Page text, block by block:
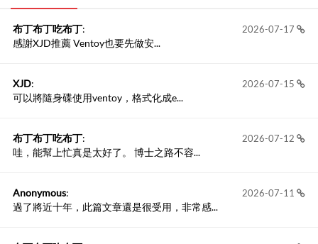
2026-07-17
布丁布丁吃布丁:
感謝XJD推薦 Ventoy也要先做安...
2026-07-15
XJD:
可以將隨身碟使用ventoy，格式化成e...
2026-07-12
布丁布丁吃布丁:
哇，能幫上忙真是太好了。 博士之路不容...
2026-07-11
Anonymous:
過了將近十年，此篇文章還是很受用，非常感...